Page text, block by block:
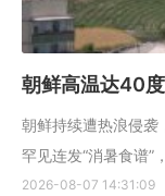
朝鲜高温达40
朝鲜持续遭热浪侵袭
罕见连发“消暑食谱”
《劳动新闻》星期天
2026-08-07 14:31:09